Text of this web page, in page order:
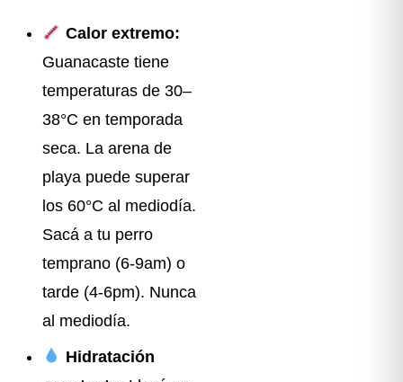
Calor extremo:
Guanacaste tiene
temperaturas de 30–
38°C en temporada
seca. La arena de
playa puede superar
los 60°C al mediodía.
Sacá a tu perro
temprano (6-9am) o
tarde (4-6pm). Nunca
al mediodía.
Hidratación